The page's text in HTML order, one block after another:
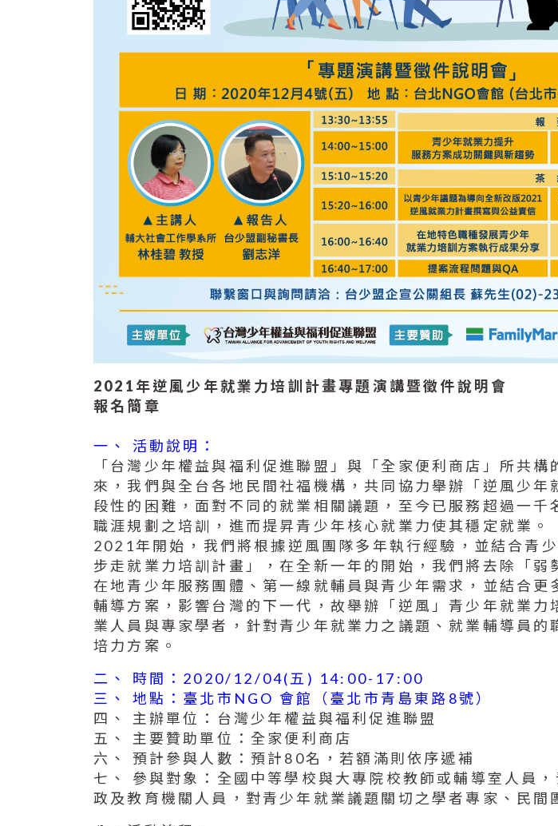
2021年逆風少年就業力培訓計畫專題演講暨徵件說明會
報名簡章
一、 活動說明：
「台灣少年權益與福利促進聯盟」與「全家便利商店」所共
來，我們與全台各地民間社福機構，共同協力舉辦「逆風少
段性的困難，面對不同的就業相關議題，至今已服務超過一
職涯規劃之培訓，進而提昇青少年核心就業力使其穩定就業。
2021年開始，我們將根據逆風團隊多年執行經驗，並結合青
步走就業力培訓計畫」，在全新一年的開始，我們將去除「
在地青少年服務團體、第一線就輔員與青少年需求，並結合
輔導方案，影響台灣的下一代，故舉辦「逆風」青少年就業
業人員與專家學者，針對青少年就業力之議題、就業輔導員
培力方案。
二、 時間：2020/12/04(五) 14:00-17:00
三、 地點：臺北市NGO 會館（臺北市青島東路8號）
四、 主辦單位：台灣少年權益與福利促進聯盟
五、 主要贊助單位：全家便利商店
六、 預計參與人數：預計80名，若額滿則依序遞補
七、 參與對象：全國中等學校與大專院校教師或輔導室人員
政及教育機關人員，對青少年就業議題關切之學者專家、民間